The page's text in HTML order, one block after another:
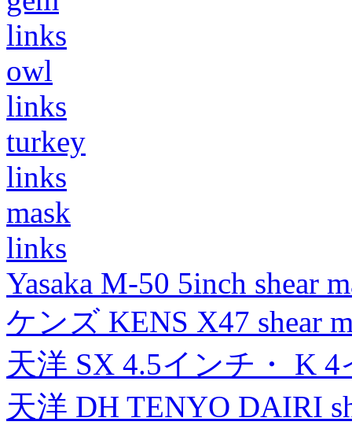
links
owl
links
turkey
links
mask
links
Yasaka M-50 5inch shear
ケンズ KENS X47 shear
天洋 SX 4.5インチ・ K
天洋 DH TENYO DAIRI